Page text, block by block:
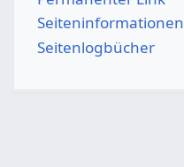
Seiten­­informationen
Seitenlogbücher